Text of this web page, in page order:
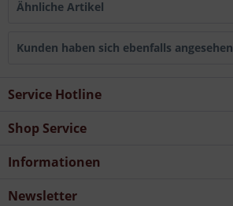
Ähnliche Artikel
Kunden haben sich ebenfalls angesehen
Service Hotline
Shop Service
Informationen
Newsletter